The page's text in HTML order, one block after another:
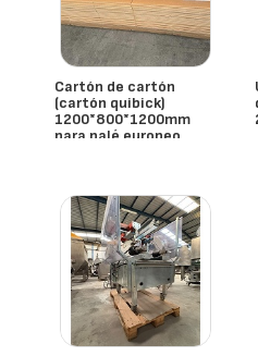
Cartón de cartón
(cartón quibick)
1200*800*1200mm
para palé europeo